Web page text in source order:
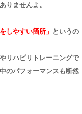
りませんよ。
しやすい箇所」
というの
リハビリトレーニングで
のパフォーマンスも断然